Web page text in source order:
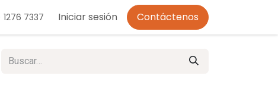
de Privacidad
7337 Iniciar sesión Contáctenos